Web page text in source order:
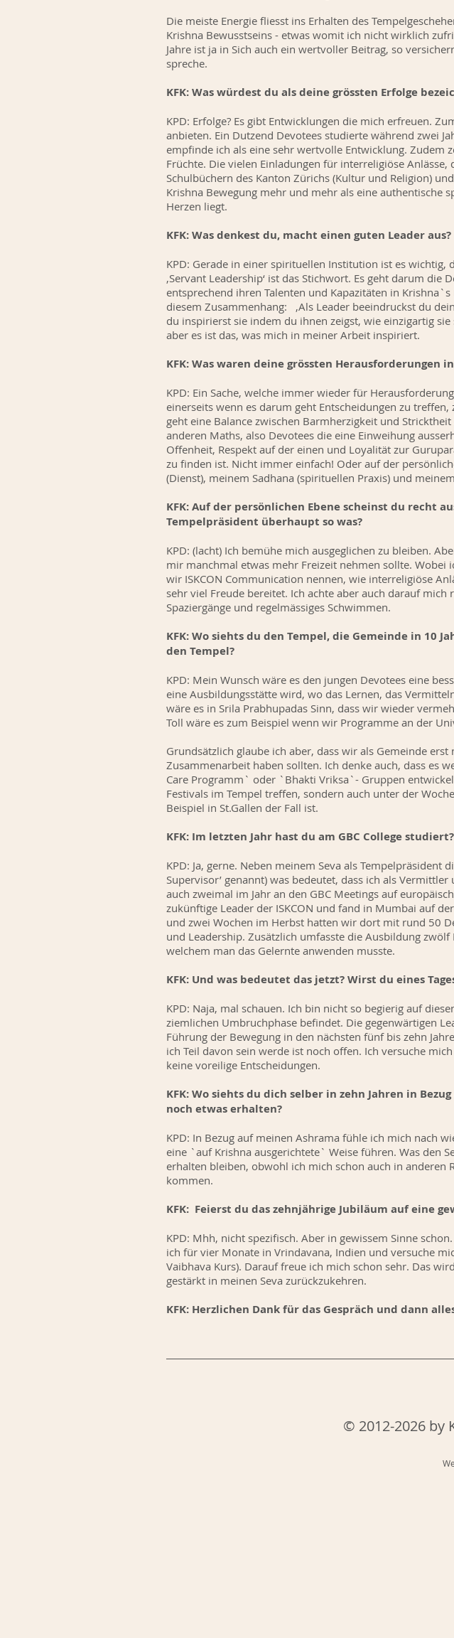
Die meiste Energie fliesst ins Erhalten des
Krishna Bewusstseins - etwas womit ich nicht wirklich
Jahre ist ja in Sich auch ein wertvoller Beitrag, so
spreche.
KFK: Was würdest du als deine grössten Erfolge
KPD: Erfolge? Es gibt Entwicklungen die mich erfreuen.
anbieten. Ein Dutzend Devotees studierte während zwei
empfinde ich als eine sehr wertvolle Entwicklung.
Früchte. Die vielen Einladungen für interreligiöse Anlässe,
Schulbüchern des Kanton Zürichs (Kultur und Religion)
Krishna Bewegung mehr und mehr als eine authentische
Herzen liegt.
KFK: Was denkest du, macht einen guten Leader aus?
KPD: Gerade in einer spirituellen Institution ist es wichtig,
‚Servant Leadership‘ ist das Stichwort. Es geht darum
entsprechend ihren Talenten und Kapazitäten in
diesem Zusammenhang: ‚Als Leader beeindruckst du
du inspirierst sie indem du ihnen zeigst, wie einzigartig
aber es ist das, was mich in meiner Arbeit inspiriert.
KFK: Was waren deine grössten Herausforderungen
KPD: Ein Sache, welche immer wieder für
einerseits wenn es darum geht Entscheidungen zu
geht eine Balance zwischen Barmherzigkeit und
anderen Maths, also Devotees die eine Einweihung
Offenheit, Respekt auf der einen und Loyalität zur
zu finden ist. Nicht immer einfach! Oder auf der
(Dienst), meinem Sadhana (spirituellen Praxis) und
KFK: Auf der persönlichen Ebene scheinst du recht
Tempelpräsident überhaupt so was?
KPD: (lacht) Ich bemühe mich ausgeglichen zu bleiben.
mir manchmal etwas mehr Freizeit nehmen sollte.
wir ISKCON Communication nennen, wie interreligiöse
sehr viel Freude bereitet. Ich achte aber auch darauf
Spaziergänge und regelmässiges Schwimmen.
KFK: Wo siehts du den Tempel, die Gemeinde in 10
den Tempel?
KPD: Mein Wunsch wäre es den jungen Devotees eine
eine Ausbildungsstätte wird, wo das Lernen, das
wäre es in Srila Prabhupadas Sinn, dass wir wieder
Toll wäre es zum Beispiel wenn wir Programme an der
Grundsätzlich glaube ich aber, dass wir als Gemeinde
Zusammenarbeit haben sollten. Ich denke auch, dass es
Care Programm` oder `Bhakti Vriksa`- Gruppen
Festivals im Tempel treffen, sondern auch unter der
Beispiel in St.Gallen der Fall ist.
KFK: Im letzten Jahr hast du am GBC College
KPD: Ja, gerne. Neben meinem Seva als Tempelpräsident
Supervisor’ genannt) was bedeutet, dass ich als
auch zweimal im Jahr an den GBC Meetings auf
zukünftige Leader der ISKCON und fand in Mumbai auf
und zwei Wochen im Herbst hatten wir dort mit rund 50
und Leadership. Zusätzlich umfasste die Ausbildung
welchem man das Gelernte anwenden musste.
KFK: Und was bedeutet das jetzt? Wirst du eines
KPD: Naja, mal schauen. Ich bin nicht so begierig auf
ziemlichen Umbruchphase befindet. Die gegenwärtigen
Führung der Bewegung in den nächsten fünf bis zehn
ich Teil davon sein werde ist noch offen. Ich versuche
keine voreilige Entscheidungen.
KFK: Wo siehts du dich selber in zehn Jahren in
noch etwas erhalten?
KPD: In Bezug auf meinen Ashrama fühle ich mich nach
eine `auf Krishna ausgerichtete` Weise führen. Was den
erhalten bleiben, obwohl ich mich schon auch in anderen
kommen.
KFK: Feierst du das zehnjährige Jubiläum auf eine
KPD: Mhh, nicht spezifisch. Aber in gewissem Sinne
ich für vier Monate in Vrindavana, Indien und versuche
Vaibhava Kurs). Darauf freue ich mich schon sehr. Das
gestärkt in meinen Seva zurückzukehren.
KFK: Herzlichen Dank für das Gespräch und dann
© 2012-2026 by